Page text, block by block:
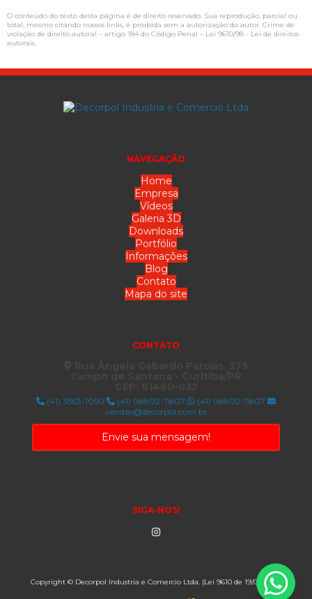
O conteúdo do texto desta página é de direito reservado. Sua reprodução, parcial ou
total, mesmo citando nossos links, é proibida sem a autorização do autor. Crime de
violação de direito autoral – artigo 184 do Código Penal – Lei 9610/98 - Lei de direitos
autorais.
NAVEGAÇÃO
Home
Empresa
Vídeos
Galeria 3D
Downloads
Portfólio
Informações
Blog
Contato
Mapa do site
CONTATO
(41) 3563-1050 (41) 98802-7807
(41) 98802-7807
vendas@decorpol.com.br
Envie sua mensagem!
SIGA-NOS!
Copyright © Decorpol Industria e Comercio Ltda. (Lei 9610 de 19/02/1998)